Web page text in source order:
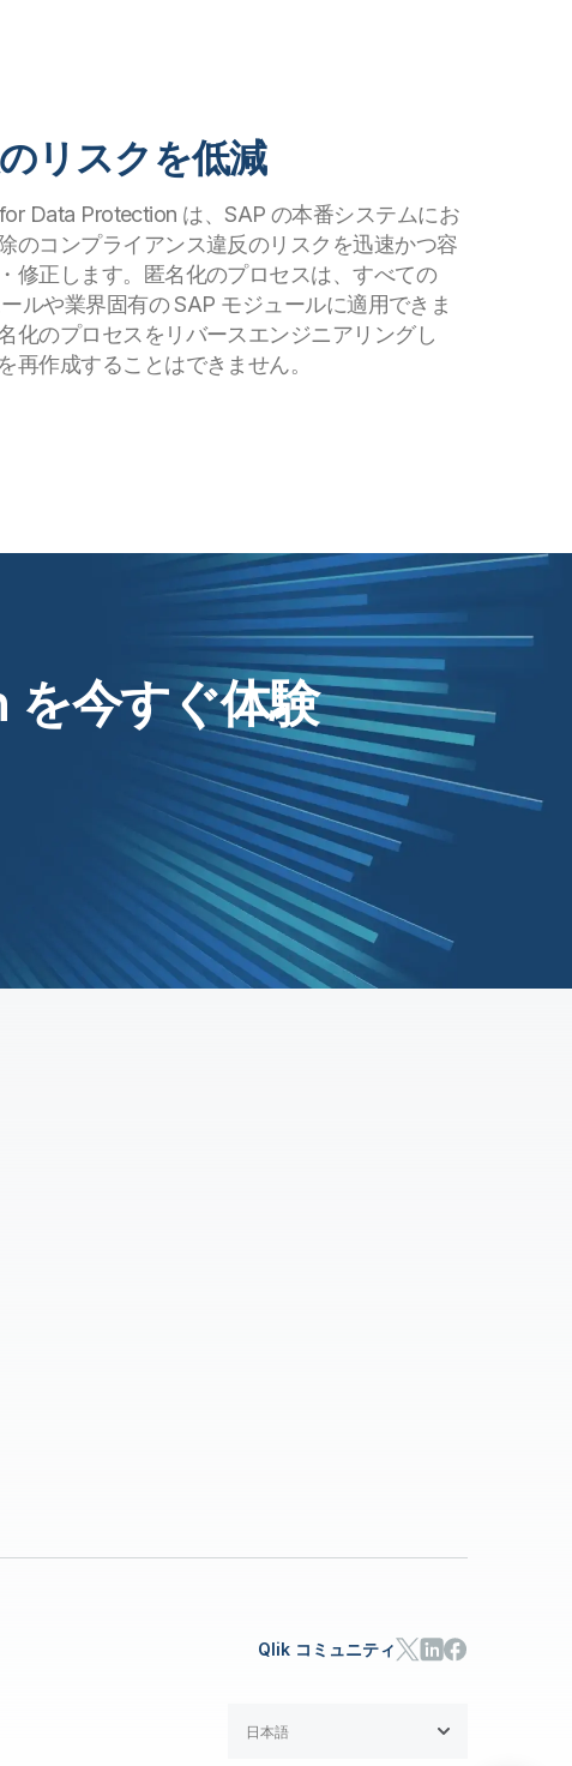
リスクを低減
Data Protection は、SAP の本番システムにお
のコンプライアンス違反のリスクを迅速かつ容
修正します。匿名化のプロセスは、すべての
ルや業界固有の SAP モジュールに適用できま
化のプロセスをリバースエンジニアリングし
再作成することはできません。
今すぐ体験
Qlik コミュニティ
日本語